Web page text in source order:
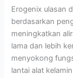
Erogenix ulasan
berdasarkan
meningkatkan
lama dan lebih
menyokong
lantai alat